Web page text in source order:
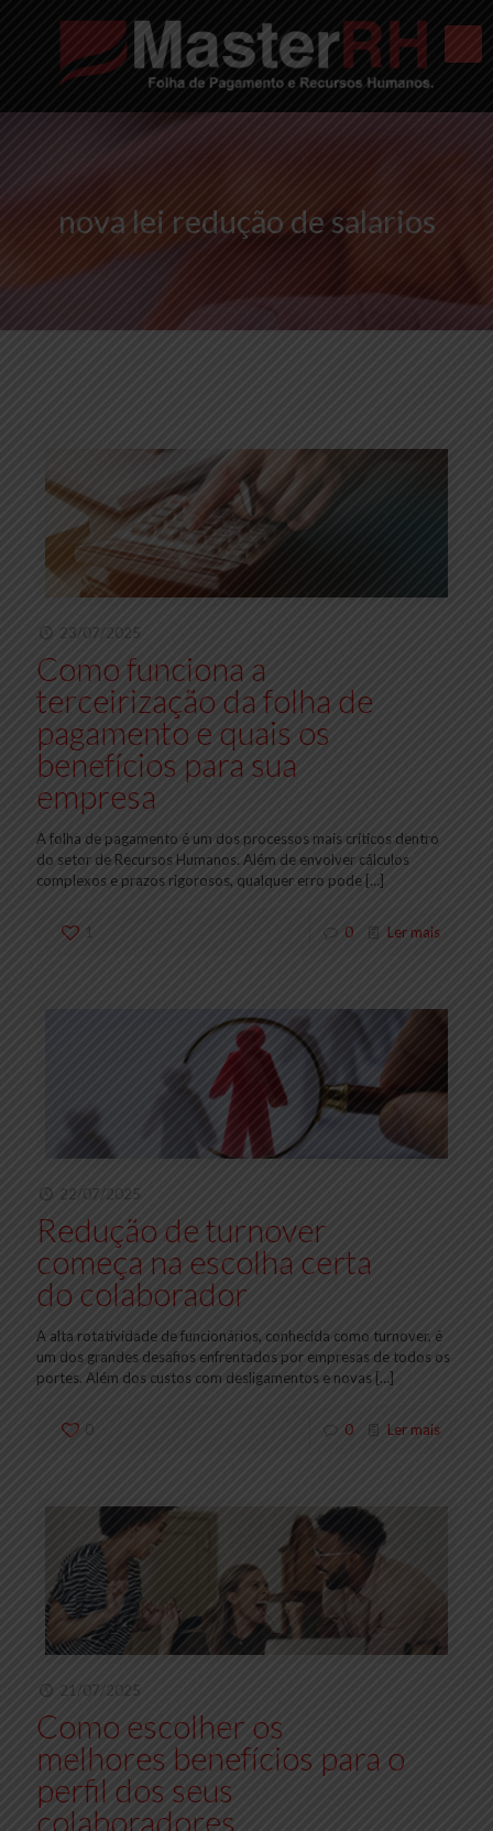
nova lei redução de salarios
23/07/2025
Como funciona a
terceirização da folha de
pagamento e quais os
benefícios para sua
empresa
A folha de pagamento é um dos processos mais críticos dentro
do setor de Recursos Humanos. Além de envolver cálculos
complexos e prazos rigorosos, qualquer erro pode […]
1 0 Ler mais
22/07/2025
Redução de turnover
começa na escolha certa
do colaborador
A alta rotatividade de funcionários, conhecida como turnover, é
um dos grandes desafios enfrentados por empresas de todos os
portes. Além dos custos com desligamentos e novas […]
0 0 Ler mais
21/07/2025
Como escolher os
melhores benefícios para o
perfil dos seus
colaboradores